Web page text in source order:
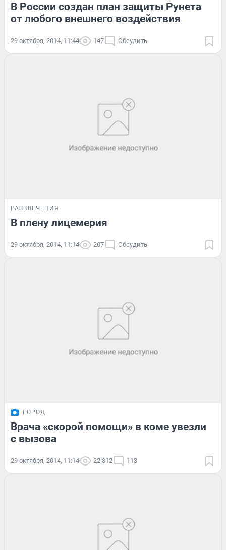
В России создан план защиты Рунета
от любого внешнего воздействия
29 октября, 2014, 11:44 147 Обсудить
РАЗВЛЕЧЕНИЯ
В плену лицемерия
29 октября, 2014, 11:14 207 Обсудить
ГОРОД
Врача «скорой помощи» в коме увезли
с вызова
29 октября, 2014, 11:14 22 812 113